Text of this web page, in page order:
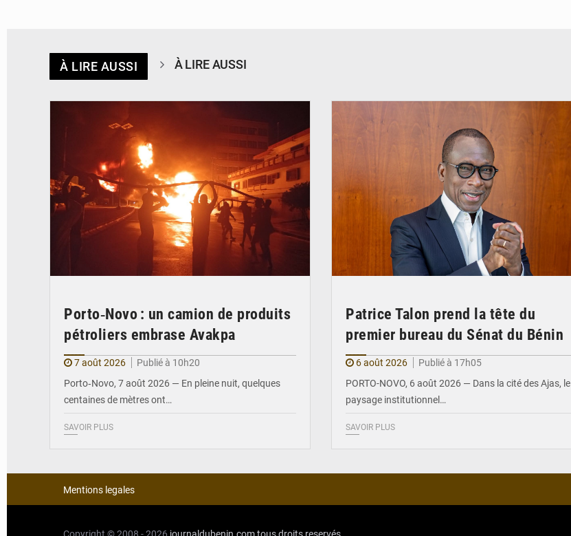
À LIRE AUSSI À LIRE AUSSI
Porto‑Novo : un camion de produits
pétroliers embrase Avakpa
7 août 2026
Publié à 10h20
Porto‑Novo, 7 août 2026 — En pleine nuit, quelques
centaines de mètres ont…
SAVOIR PLUS
Patrice Talon prend la tête du
premier bureau du Sénat du Bénin
6 août 2026
Publié à 17h05
PORTO-NOVO, 6 août 2026 — Dans la cité des Ajas, le
paysage institutionnel…
SAVOIR PLUS
Mentions legales
Copyright © 2008 - 2026 journaldubenin.comtous droits reservés